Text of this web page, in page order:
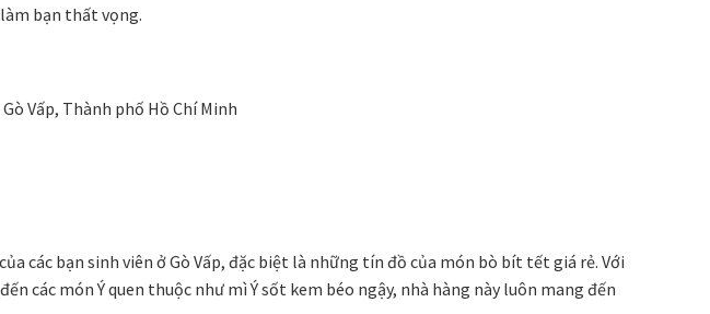
làm bạn thất vọng.
Vấp, Thành phố Hồ Chí Minh
các bạn sinh viên ở Gò Vấp, đặc biệt là những tín đồ của món bò bít tết giá rẻ. Với
các món Ý quen thuộc như mì Ý sốt kem béo ngậy, nhà hàng này luôn mang đến